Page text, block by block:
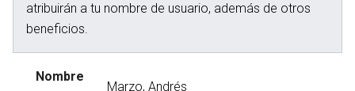
atribuirán a tu nombre de usuario, además de otros
beneficios.
Nombre